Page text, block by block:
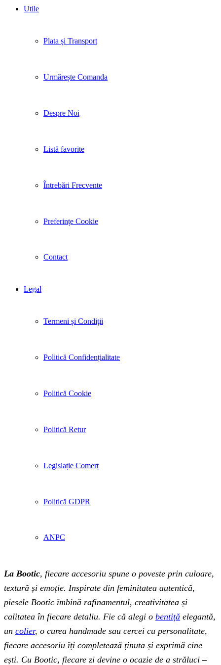
Utile
Plata și Transport
Urmărește Comanda
Despre Noi
Listă favorite
Întrebări Frecvente
Preferințe Cookie
Contact
Legal
Termeni și Condiții
Politică Confidențialitate
Politică Cookie
Politică Retur
Legislație Comerț
Politică GDPR
ANPC
La Bootic, fiecare accesoriu spune o poveste prin culoare,
textură și emoție. Inspirate din feminitatea autentică,
piesele Bootic îmbină rafinamentul, creativitatea și
calitatea în fiecare detaliu. Fie că alegi o bentiță elegantă,
un colier, o curea handmade sau cercei cu personalitate,
fiecare accesoriu îți completează ținuta și exprimă cine
ești. Cu Bootic, fiecare zi devine o ocazie de a străluci –